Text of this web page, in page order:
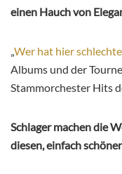
einen Hauch von
„Wer hat hier
Albums und der
Stammorchester Hits
Schlager machen die
diesen, einfach